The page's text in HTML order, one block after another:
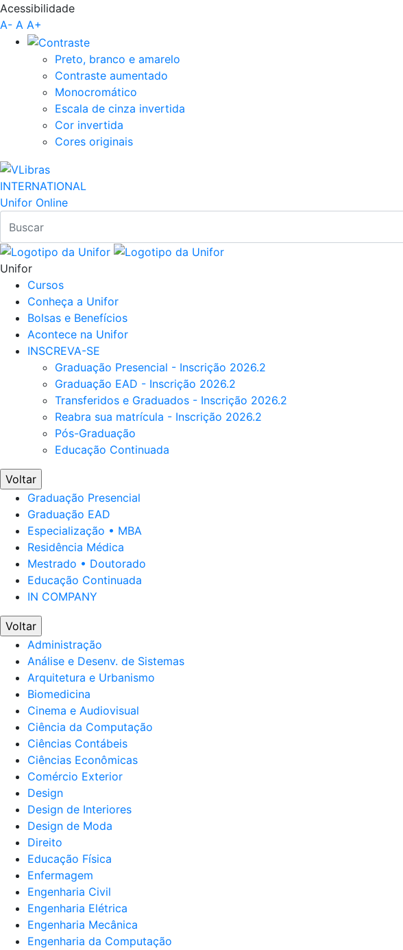
Pular para o Conteúdo principal
Acessibilidade
A- A A+
Preto, branco e amarelo
Contraste aumentado
Monocromático
Escala de cinza invertida
Cor invertida
Cores originais
INTERNATIONAL
Unifor Online
Unifor
Cursos
Conheça a Unifor
Bolsas e Benefícios
Acontece na Unifor
INSCREVA-SE
Graduação Presencial - Inscrição 2026.2
Graduação EAD - Inscrição 2026.2
Transferidos e Graduados - Inscrição 2026.2
Reabra sua matrícula - Inscrição 2026.2
Pós-Graduação
Educação Continuada
Voltar
Graduação Presencial
Graduação EAD
Especialização • MBA
Residência Médica
Mestrado • Doutorado
Educação Continuada
IN COMPANY
Voltar
Administração
Análise e Desenv. de Sistemas
Arquitetura e Urbanismo
Biomedicina
Cinema e Audiovisual
Ciência da Computação
Ciências Contábeis
Ciências Econômicas
Comércio Exterior
Design
Design de Interiores
Design de Moda
Direito
Educação Física
Enfermagem
Engenharia Civil
Engenharia Elétrica
Engenharia Mecânica
Engenharia da Computação